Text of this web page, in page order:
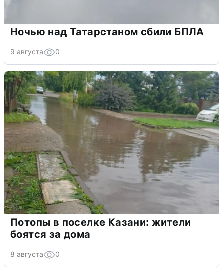
Ночью над Татарстаном сбили БПЛА
9 августа 0
Потопы в поселке Казани: жители
боятся за дома
8 августа 0